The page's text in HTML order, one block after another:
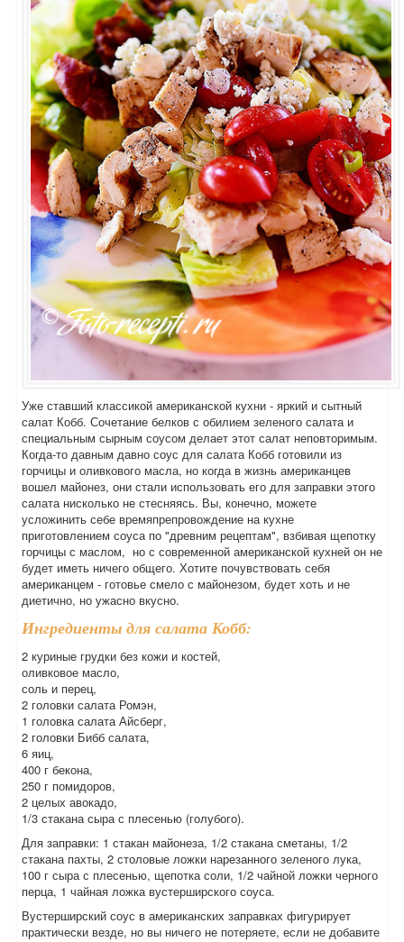
Уже ставший классикой американской кухни - яркий и сытный
салат Кобб. Сочетание белков с обилием зеленого салата и
специальным сырным соусом делает этот салат неповторимым.
Когда-то давным давно соус для салата Кобб готовили из
горчицы и оливкового масла, но когда в жизнь американцев
вошел майонез, они стали использовать его для заправки этого
салата нисколько не стесняясь. Вы, конечно, можете
усложинить себе времяпрепровождение на кухне
приготовлением соуса по "древним рецептам", взбивая щепотку
горчицы с маслом, но с современной американской кухней он не
будет иметь ничего общего. Хотите почувствовать себя
американцем - готовье смело с майонезом, будет хоть и не
диетично, но ужасно вкусно.
Ингредиенты для салата Кобб:
2 куриные грудки без кожи и костей,
оливковое масло,
соль и перец,
2 головки салата Ромэн,
1 головка салата Айсберг,
2 головки Бибб салата,
6 яиц,
400 г бекона,
250 г помидоров,
2 целых авокадо,
1/3 стакана сыра с плесенью (голубого).
Для заправки: 1 стакан майонеза, 1/2 стакана сметаны, 1/2
стакана пахты, 2 столовые ложки нарезанного зеленого лука,
100 г сыра с плесенью, щепотка соли, 1/2 чайной ложки черного
перца, 1 чайная ложка вустерширского соуса.
Вустерширский соус в американских заправках фигурирует
практически везде, но вы ничего не потеряете, если не добавите